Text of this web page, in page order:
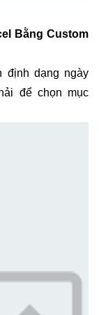
Bằng Custom
định dạng ngày
để chọn mục